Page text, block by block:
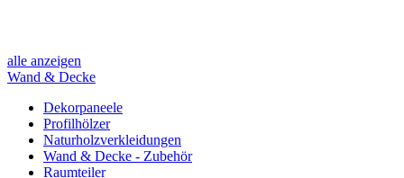
alle anzeigen
Wand & Decke
Dekorpaneele
Profilhölzer
Naturholzverkleidungen
Wand & Decke - Zubehör
Raumteiler